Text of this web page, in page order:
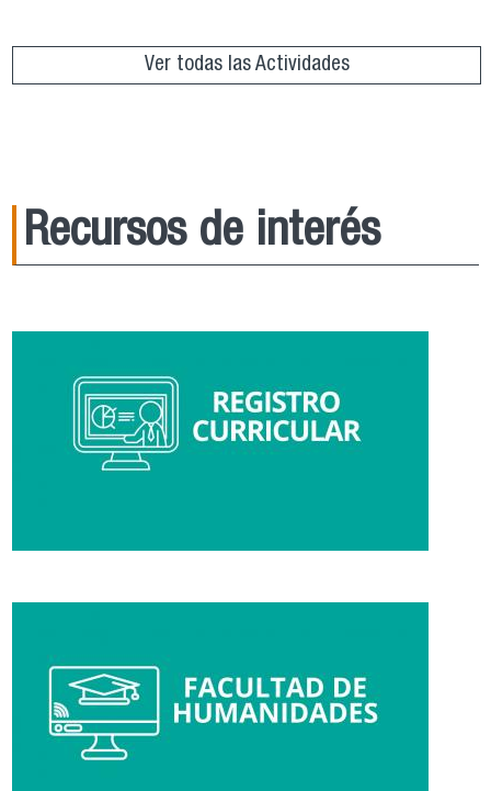
Ver todas las Actividades
Recursos de interés